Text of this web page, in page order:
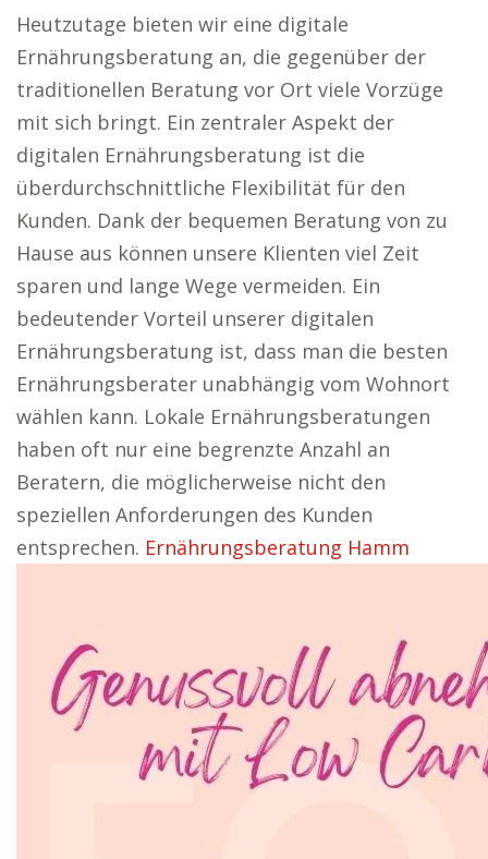
Heutzutage bieten wir eine digitale
Ernährungsberatung an, die gegenüber der
traditionellen Beratung vor Ort viele Vorzüge
mit sich bringt. Ein zentraler Aspekt der
digitalen Ernährungsberatung ist die
überdurchschnittliche Flexibilität für den
Kunden. Dank der bequemen Beratung von zu
Hause aus können unsere Klienten viel Zeit
sparen und lange Wege vermeiden. Ein
bedeutender Vorteil unserer digitalen
Ernährungsberatung ist, dass man die besten
Ernährungsberater unabhängig vom Wohnort
wählen kann. Lokale Ernährungsberatungen
haben oft nur eine begrenzte Anzahl an
Beratern, die möglicherweise nicht den
speziellen Anforderungen des Kunden
entsprechen. Ernährungsberatung Hamm